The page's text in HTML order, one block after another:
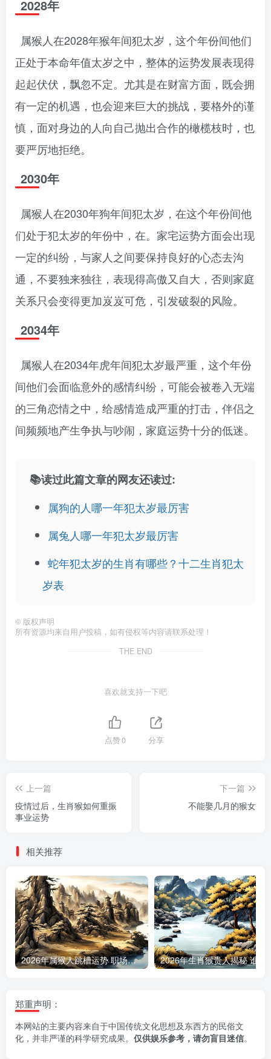
2028年
属猴人在2028年猴年间犯太岁，这个年份间他们
正处于本命年值太岁之中，整体的运势发展表现得
起起伏伏，飘忽不定。尤其是在财富方面，既会拥
有一定的机遇，也会迎来巨大的挑战，要格外的谨
慎，面对身边的人向自己抛出合作的橄榄枝时，也
要严厉地拒绝。
2030年
属猴人在2030年狗年间犯太岁，在这个年份间他
们处于犯太岁的年份中，在。家宅运势方面会出现
一定的纠纷，与家人之间要保持良好的心态去沟
通，不要独来独往，表现得高傲又自大，否则家庭
关系只会变得更加岌岌可危，引发破裂的风险。
2034年
属猴人在2034年虎年间犯太岁最严重，这个年份
间他们会面临意外的感情纠纷，可能会被卷入无端
的三角恋情之中，给感情造成严重的打击，伴侣之
间频频地产生争执与吵闹，家庭运势十分的低迷。
📚读过此篇文章的网友还读过:
属狗的人哪一年犯太岁最厉害
属兔人哪一年犯太岁最厉害
蛇年犯太岁的生肖有哪些？十二生肖犯太
岁表
© 版权声明
所有资源均来自用户投稿，如有侵权等内容请联系处理！
THE END
喜欢就支持一下吧
点赞0 分享
上一篇
疫情过后，生肖猴如何重振
事业运势
下一篇
不能娶几月的猴女
相关推荐
2026年属猴人跳槽运势 职场变动最佳时机预测
郑重声明：
本网站的主要内容来自于中国传统文化思想及东西方的民俗文
化，并非严谨的科学研究成果。 仅供娱乐参考，请勿盲目迷信。